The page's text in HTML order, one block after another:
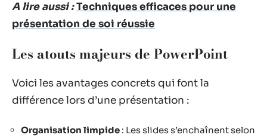
A lire aussi :Techniques efficaces pour une
présentation de soi réussie
Les atouts majeurs de PowerPoint
Voici les avantages concrets qui font la
différence lors d’une présentation :
Organisation limpide : Les slides s’enchaînent selon